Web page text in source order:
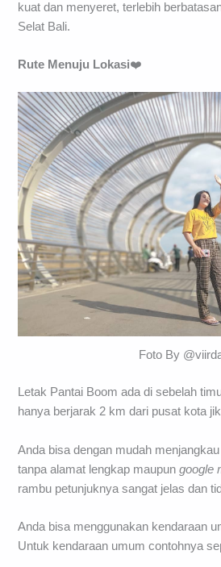
kuat dan menyeret, terlebih
Selat Bali.
Rute Menuju Lokasi❤️
Foto By
Letak Pantai Boom ada di sebelah
hanya berjarak 2 km dari pusat kota
Anda bisa dengan mudah
tanpa alamat lengkap maupungoogle
rambu petunjuknya sangat jelas dan
Anda bisa menggunakan kendaraan
Untuk kendaraan umum contohnya